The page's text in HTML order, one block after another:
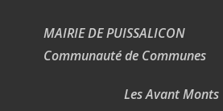
MAIRIE DE PUISSALICON
Communauté de Communes
Les Avant Monts